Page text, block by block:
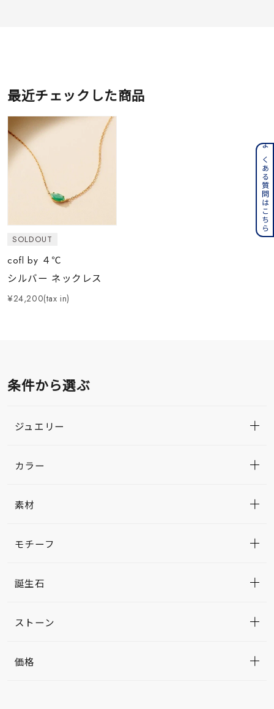
最近チェックした商品
SOLDOUT
cofl by ４℃
シルバー ネックレス
¥24,200(tax in)
条件から選ぶ
ジュエリー
カラー
素材
モチーフ
誕生石
ストーン
価格
よくある質問はこちら